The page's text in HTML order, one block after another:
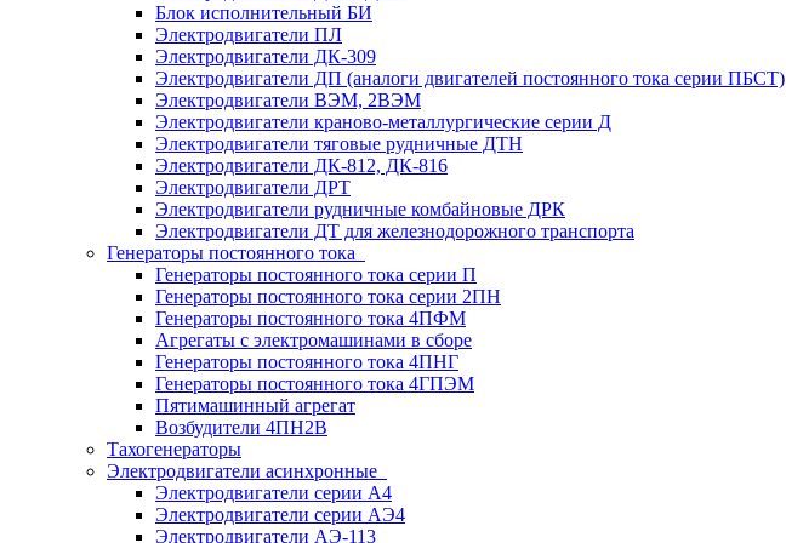
Блок исполнительный БИ
Электродвигатели ПЛ
Электродвигатели ДК-309
Электродвигатели ДП (аналоги двигателей постоянного тока серии ПБСТ)
Электродвигатели ВЭМ, 2ВЭМ
Электродвигатели краново-металлургические серии Д
Электродвигатели тяговые рудничные ДТН
Электродвигатели ДК-812, ДК-816
Электродвигатели ДРТ
Электродвигатели рудничные комбайновые ДРК
Электродвигатели ДТ для железнодорожного транспорта
Генераторы постоянного тока
Генераторы постоянного тока серии П
Генераторы постоянного тока серии 2ПН
Генераторы постоянного тока 4ПФМ
Агрегаты с электромашинами в сборе
Генераторы постоянного тока 4ПНГ
Генераторы постоянного тока 4ГПЭМ
Пятимашинный агрегат
Возбудители 4ПН2В
Тахогенераторы
Электродвигатели асинхронные
Электродвигатели серии А4
Электродвигатели серии АЭ4
Электродвигатели АЭ-113